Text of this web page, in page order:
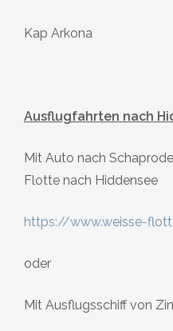
Kap Arkona
Ausflugfahrten nach
Mit Auto nach
Flotte nach Hiddensee
https://www.weisse-
oder
Mit Ausflugsschiff von